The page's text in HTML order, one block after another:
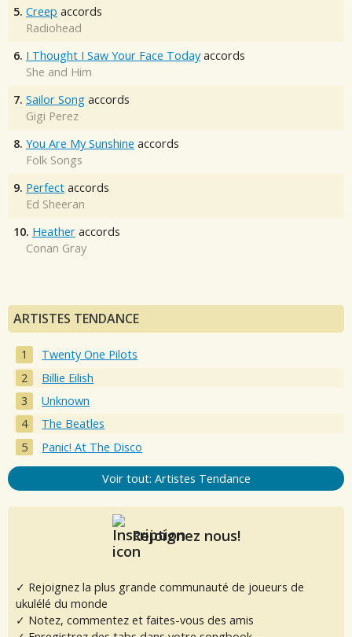
5. Creep accords
Radiohead
6. I Thought I Saw Your Face Today accords
She and Him
7. Sailor Song accords
Gigi Perez
8. You Are My Sunshine accords
Folk Songs
9. Perfect accords
Ed Sheeran
10. Heather accords
Conan Gray
ARTISTES TENDANCE
Twenty One Pilots
Billie Eilish
Unknown
The Beatles
Panic! At The Disco
Voir tout: Artistes Tendance
Rejoignez nous!
✓ Rejoignez la plus grande communauté de joueurs de
ukulélé du monde
✓ Notez, commentez et faites-vous des amis